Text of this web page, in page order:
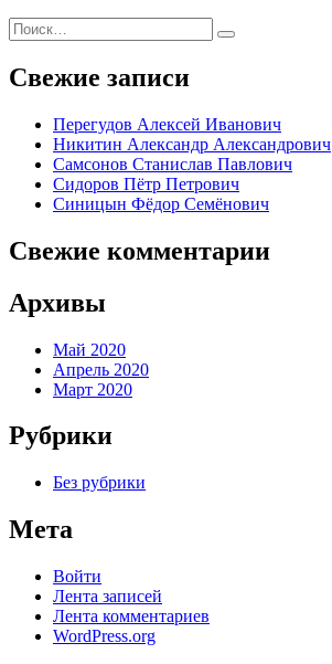
Найти:
Поиск
Свежие записи
Перегудов Алексей Иванович
Никитин Александр Александрович
Самсонов Станислав Павлович
Сидоров Пётр Петрович
Синицын Фёдор Семёнович
Свежие комментарии
Архивы
Май 2020
Апрель 2020
Март 2020
Рубрики
Без рубрики
Мета
Войти
Лента записей
Лента комментариев
WordPress.org